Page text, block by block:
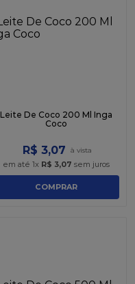
Leite De Coco 200 Ml Inga
Coco
R$ 3,07
em até 1x R$ 3,07 sem juros
COMPRAR